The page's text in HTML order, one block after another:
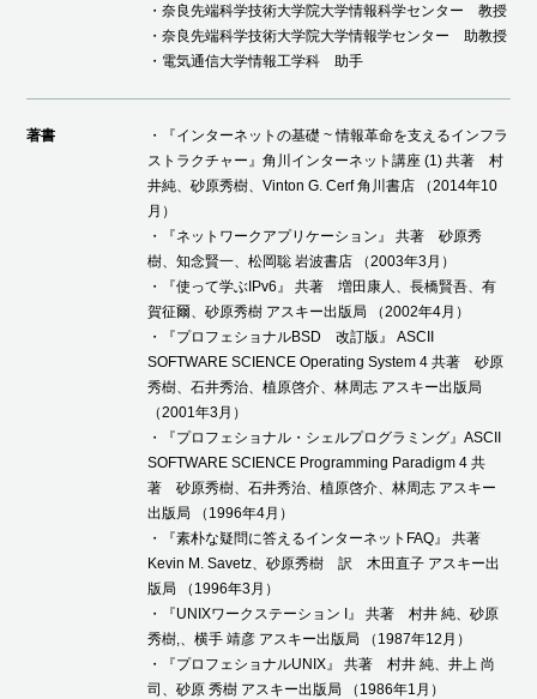
・奈良先端科学技術大学院大学情報科学センター 教授
・奈良先端科学技術大学院大学情報学センター 助教授
・電気通信大学情報工学科 助手
著書
・『インターネットの基礎 ~ 情報革命を支えるインフラ
ストラクチャー』角川インターネット講座 (1) 共著 村
井純、砂原秀樹、Vinton G. Cerf 角川書店 （2014年10
月）
・『ネットワークアプリケーション』 共著 砂原秀
樹、知念賢一、松岡聡 岩波書店 （2003年3月）
・『使って学ぶIPv6』 共著 増田康人、長橋賢吾、有
賀征爾、砂原秀樹 アスキー出版局 （2002年4月）
・『プロフェショナルBSD 改訂版』 ASCII
SOFTWARE SCIENCE Operating System 4 共著 砂原
秀樹、石井秀治、植原啓介、林周志 アスキー出版局
（2001年3月）
・『プロフェショナル・シェルプログラミング』ASCII
SOFTWARE SCIENCE Programming Paradigm 4 共
著 砂原秀樹、石井秀治、植原啓介、林周志 アスキー
出版局 （1996年4月）
・『素朴な疑問に答えるインターネットFAQ』 共著
Kevin M. Savetz、砂原秀樹 訳 木田直子 アスキー出
版局 （1996年3月）
・『UNIXワークステーション I』 共著 村井 純、砂原
秀樹,、横手 靖彦 アスキー出版局 （1987年12月）
・『プロフェショナルUNIX』 共著 村井 純、井上 尚
司、砂原 秀樹 アスキー出版局 （1986年1月）